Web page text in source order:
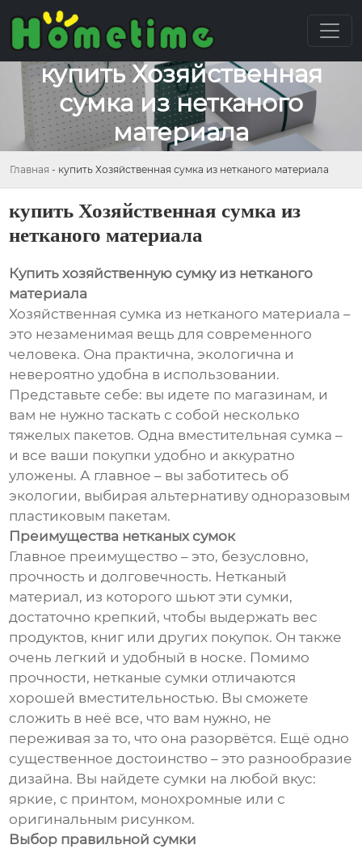
купить Хозяйственная
сумка из нетканого
материала
Главная - купить Хозяйственная сумка из нетканого материала
купить Хозяйственная сумка из
нетканого материала
Купить хозяйственную сумку из нетканого
материала
Хозяйственная сумка из нетканого материала –
это незаменимая вещь для современного
человека. Она практична, экологична и
невероятно удобна в использовании.
Представьте себе: вы идете по магазинам, и
вам не нужно таскать с собой несколько
тяжелых пакетов. Одна вместительная сумка –
и все ваши покупки удобно и аккуратно
уложены. А главное – вы заботитесь об
экологии, выбирая альтернативу одноразовым
пластиковым пакетам.
Преимущества нетканых сумок
Главное преимущество – это, безусловно,
прочность и долговечность. Нетканый
материал, из которого шьют эти сумки,
достаточно крепкий, чтобы выдержать вес
продуктов, книг или других покупок. Он также
очень легкий и удобный в носке. Помимо
прочности, нетканые сумки отличаются
хорошей вместительностью. Вы сможете
сложить в неё все, что вам нужно, не
переживая за то, что она разорвётся. Ещё одно
существенное достоинство – это разнообразие
дизайна. Вы найдете сумки на любой вкус:
яркие, с принтом, монохромные или с
оригинальным рисунком.
Выбор правильной сумки